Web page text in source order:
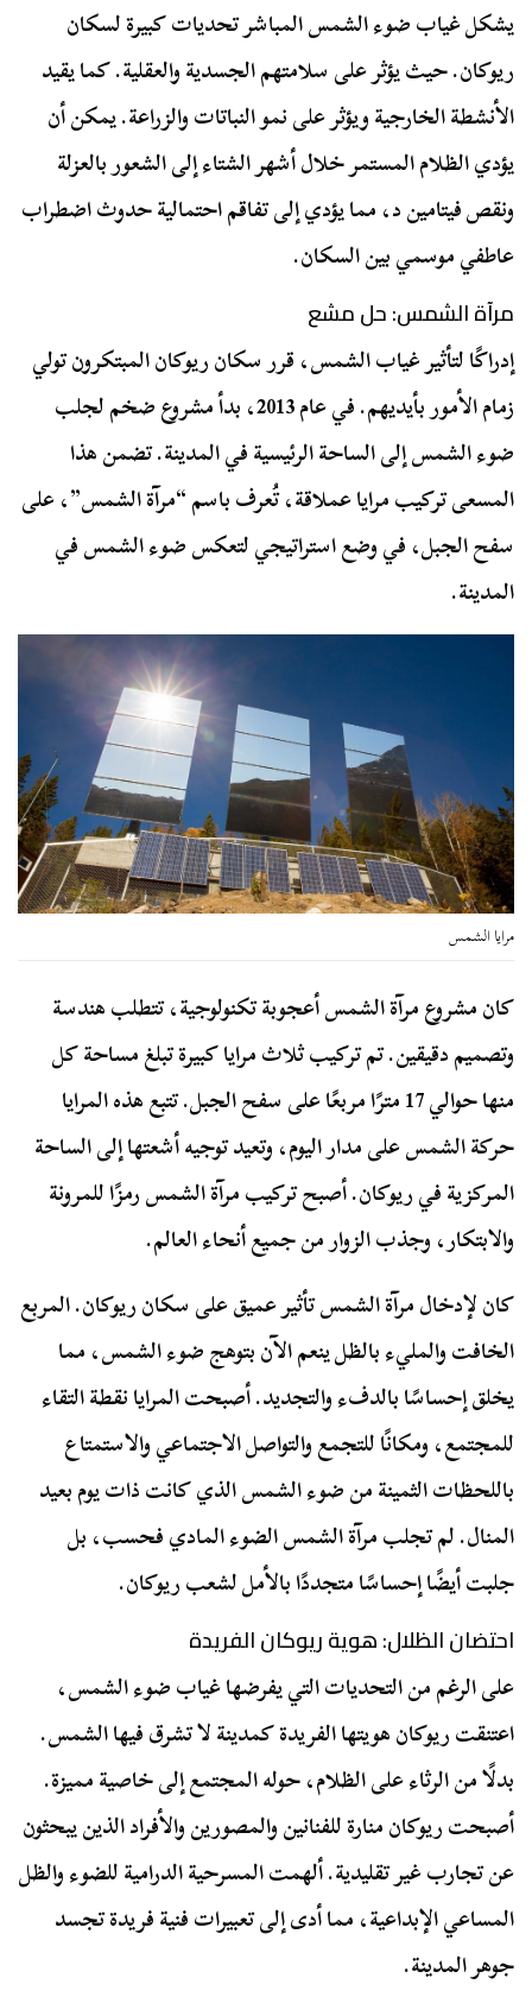
يشكل غياب ضوء الشمس المباشر تحديات كبيرة لسكان
ريوكان. حيث يؤثر على سلامتهم الجسدية والعقلية. كما يقيد
الأنشطة الخارجية ويؤثر على نمو النباتات والزراعة. يمكن أن
يؤدي الظلام المستمر خلال أشهر الشتاء إلى الشعور بالعزلة
ونقص فيتامين د، مما يؤدي إلى تفاقم احتمالية حدوث اضطراب
عاطفي موسمي بين السكان.
مرآة الشمس: حل مشع
إدراكًا لتأثير غياب الشمس، قرر سكان ريوكان المبتكرون تولي
زمام الأمور بأيديهم. في عام 2013، بدأ مشروع ضخم لجلب
ضوء الشمس إلى الساحة الرئيسية في المدينة. تضمن هذا
المسعى تركيب مرايا عملاقة، تُعرف باسم “مرآة الشمس”، على
سفح الجبل، في وضع استراتيجي لتعكس ضوء الشمس في
المدينة.
مرايا الشمس
كان مشروع مرآة الشمس أعجوبة تكنولوجية، تتطلب هندسة
وتصميم دقيقين. تم تركيب ثلاث مرايا كبيرة تبلغ مساحة كل
منها حوالي 17 مترًا مربعًا على سفح الجبل. تتبع هذه المرايا
حركة الشمس على مدار اليوم، وتعيد توجيه أشعتها إلى الساحة
المركزية في ريوكان. أصبح تركيب مرآة الشمس رمزًا للمرونة
والابتكار، وجذب الزوار من جميع أنحاء العالم.
كان لإدخال مرآة الشمس تأثير عميق على سكان ريوكان. المربع
الخافت والمليء بالظل ينعم الآن بتوهج ضوء الشمس، مما
يخلق إحساسًا بالدفء والتجديد. أصبحت المرايا نقطة التقاء
للمجتمع، ومكانًا للتجمع والتواصل الاجتماعي والاستمتاع
باللحظات الثمينة من ضوء الشمس الذي كانت ذات يوم بعيد
المنال. لم تجلب مرآة الشمس الضوء المادي فحسب، بل
جلبت أيضًا إحساسًا متجددًا بالأمل لشعب ريوكان.
احتضان الظلال: هوية ريوكان الفريدة
على الرغم من التحديات التي يفرضها غياب ضوء الشمس،
اعتنقت ريوكان هويتها الفريدة كمدينة لا تشرق فيها الشمس.
بدلًا من الرثاء على الظلام، حوله المجتمع إلى خاصية مميزة.
أصبحت ريوكان منارة للفنانين والمصورين والأفراد الذين يبحثون
عن تجارب غير تقليدية. ألهمت المسرحية الدرامية للضوء والظل
المساعي الإبداعية، مما أدى إلى تعبيرات فنية فريدة تجسد
جوهر المدينة.